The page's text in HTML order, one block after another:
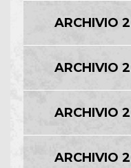
ARCHIVIO
ARCHIVIO
ARCHIVIO
ARCHIVIO